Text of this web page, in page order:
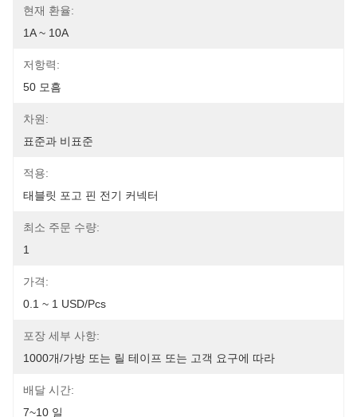
현재 환율:
1A ~ 10A
저항력:
50 모흠
차원:
표준과 비표준
적용:
태블릿 포고 핀 전기 커넥터
최소 주문 수량:
1
가격:
0.1 ~ 1 USD/pcs
포장 세부 사항:
1000개/가방 또는 릴 테이프 또는 고객 요구에 따라
배달 시간:
7~10 일